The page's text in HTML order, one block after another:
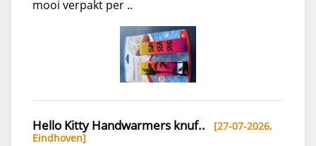
mooi verpakt per ..
Hello Kitty Handwarmers knuf.. [27-07-2026,
Eindhoven]